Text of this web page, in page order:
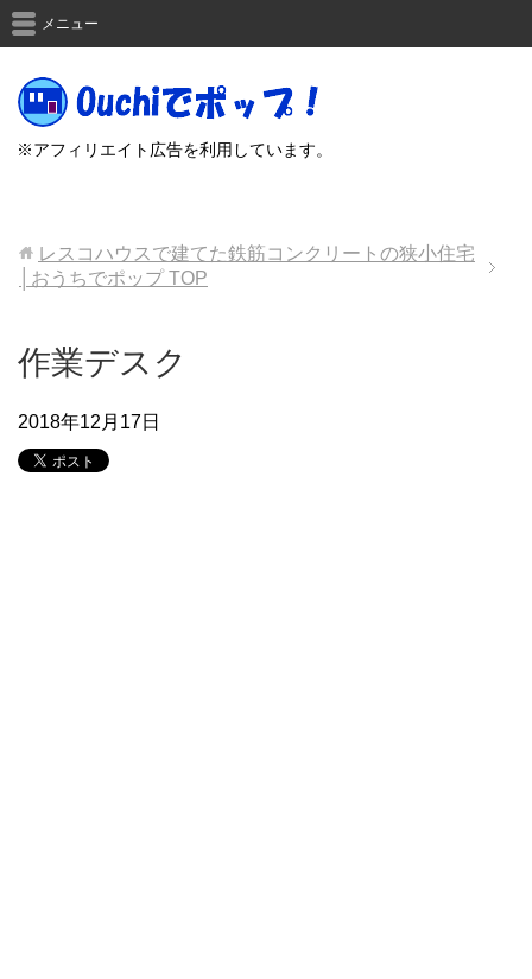
※アフィリエイト広告を利用しています。
メニュー
レスコハウスで建てた鉄筋コンクリートの狭小住宅
│おうちでポップTOP
作業デスク
2018年12月17日